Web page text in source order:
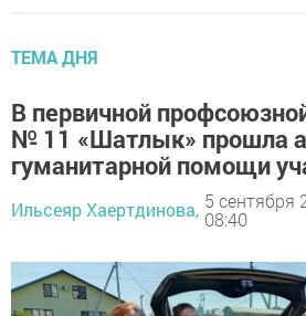
ТЕМА ДНЯ
В первичной
№ 11 «Шатлык» прошла
гуманитарной помощи
Ильсеяр Хаертдинова, 5 сентября
08:40